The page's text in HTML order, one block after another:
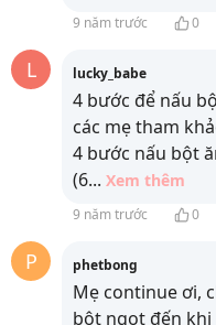
9 năm trước 0
L lucky_babe
4 bước để nấu
các mẹ tham
4 bước nấu bột
(6... Xem thêm
9 năm trước 0
P phetbong
Mẹ continue ơi,
bột ngọt đến khi